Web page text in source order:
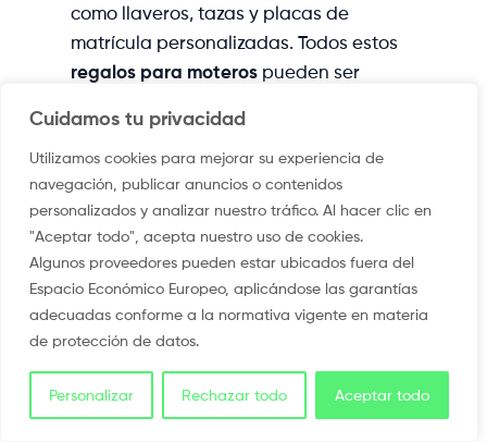
Cuidamos tu privacidad
Utilizamos cookies para mejorar su experiencia de
navegación, publicar anuncios o contenidos
personalizados y analizar nuestro tráfico. Al hacer clic en
"Aceptar todo", acepta nuestro uso de cookies.
Algunos proveedores pueden estar ubicados fuera del
Espacio Económico Europeo, aplicándose las garantías
adecuadas conforme a la normativa vigente en materia
de protección de datos.
Personalizar Rechazar todo Aceptar todo
como llaveros, tazas y placas de
matrícula personalizadas. Todos estos
regalos para moteros pueden ser
motociclista o cualquier otro texto que
desees.
Accesorios para motocicletas
Además de regalos para motociclistas,
también le interesará tener una amplia
selección de accesorios para
hasta alforjas y maletas, todo lo que
necesita para personalizar su